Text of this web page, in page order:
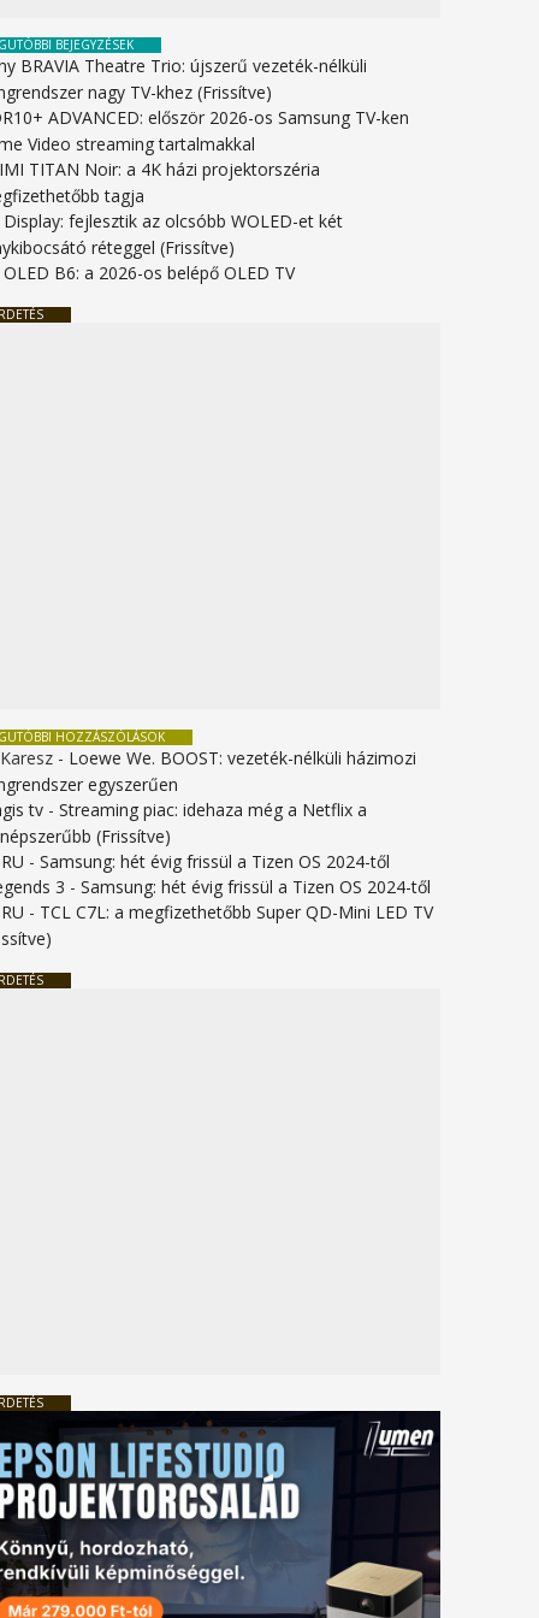
BEJEGYZÉSEK
BRAVIA Theatre Trio: újszerű vezeték-nélküli
nagy TV-khez (Frissítve)
ADVANCED: először 2026-os Samsung TV-ken
Video streaming tartalmakkal
TITAN Noir: a 4K házi projektorszéria
tagja
Display: fejlesztik az olcsóbb WOLED-et két
réteggel (Frissítve)
OLED B6: a 2026-os belépő OLED TV
HOZZÁSZÓLÁSOK
- Loewe We. BOOST: vezeték-nélküli házimozi
egyszerűen
tv -Streaming piac: idehaza még a Netflix a
(Frissítve)
-Samsung: hét évig frissül a Tizen OS 2024-től
3 -Samsung: hét évig frissül a Tizen OS 2024-től
- TCL C7L: a megfizethetőbb Super QD-Mini LED TV